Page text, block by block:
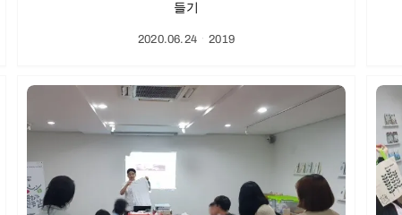
들기
2020.06.24ㆍ2019